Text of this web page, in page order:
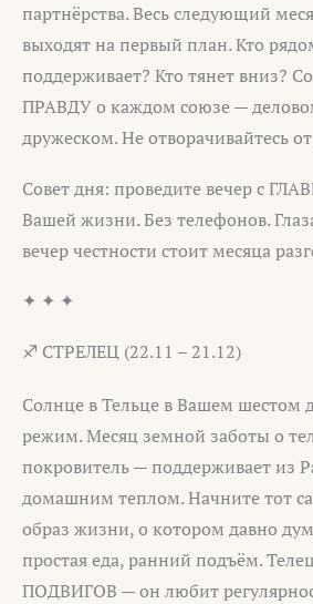
партнёрства. Весь следующий
выходят на первый план. Кто
поддерживает? Кто тянет вниз?
ПРАВДУ о каждом союзе —
дружеском. Не отворачивайтесь
Совет дня: проведите вечер с
Вашей жизни. Без телефонов.
вечер честности стоит месяца
✦ ✦ ✦
♐ СТРЕЛЕЦ (22.11 – 21.12)
Солнце в Тельце в Вашем шестом
режим. Месяц земной заботы о
покровитель — поддерживает из
домашним теплом. Начните тот
образ жизни, о котором давно
простая еда, ранний подъём.
ПОДВИГОВ — он любит